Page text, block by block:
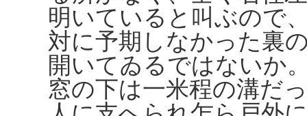
明いていると叫ぶので
対に予期しなかった裏
開いてゐるではないか
窓の下は一米程の溝だ